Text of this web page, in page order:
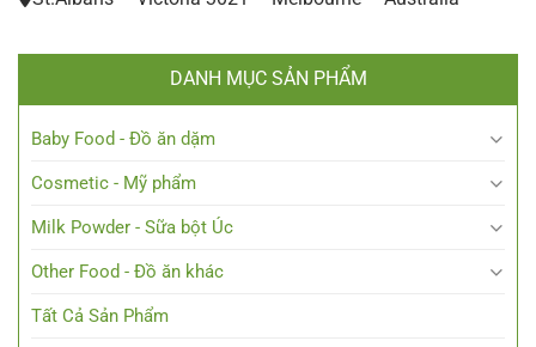
DANH MỤC SẢN PHẨM
Baby Food - Đồ ăn dặm
Cosmetic - Mỹ phẩm
Milk Powder - Sữa bột Úc
Other Food - Đồ ăn khác
Tất Cả Sản Phẩm